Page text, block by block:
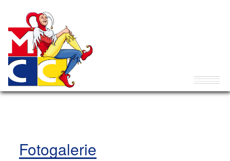
Fotogalerie